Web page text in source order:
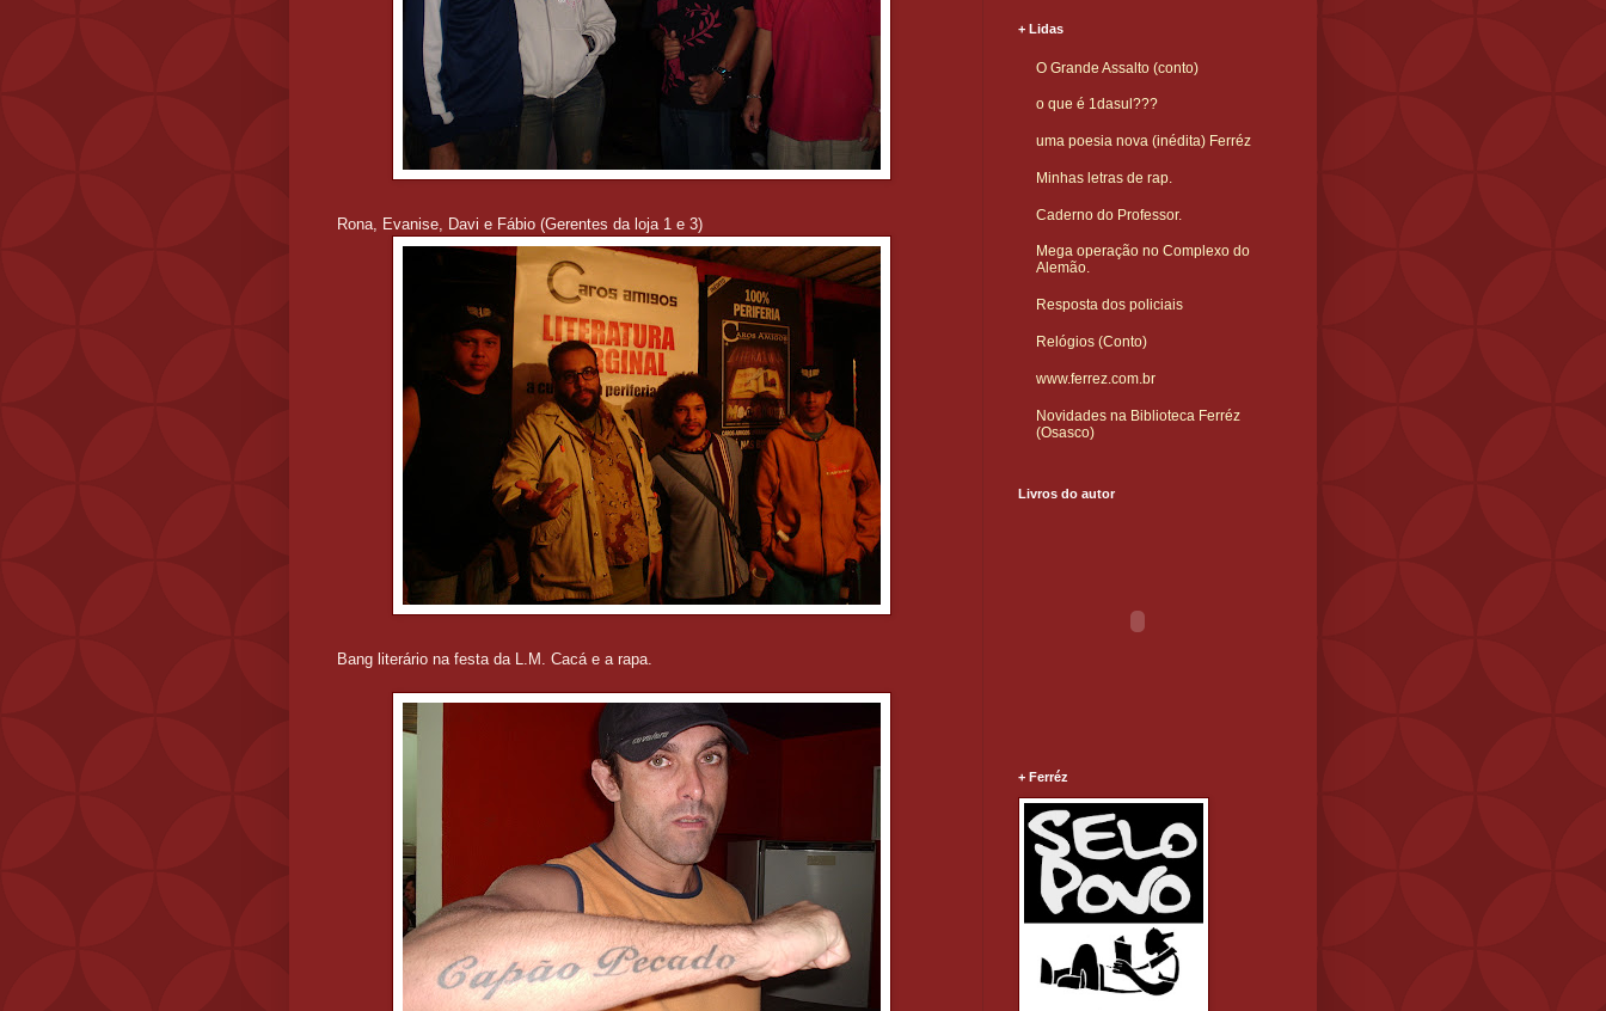
Rona, Evanise, Davi e Fábio (Gerentes da loja 1 e 3)
Bang literário na festa da L.M. Cacá e a rapa.
+ Lidas
O Grande Assalto (conto)
o que é 1dasul???
uma poesia nova (inédita) Ferréz
Minhas letras de rap.
Caderno do Professor.
Mega operação no Complexo do
Alemão.
Resposta dos policiais
Relógios (Conto)
www.ferrez.com.br
Novidades na Biblioteca Ferréz
(Osasco)
Livros do autor
+ Ferréz